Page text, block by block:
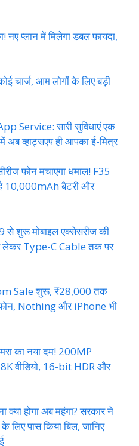
नए प्लान में मिलेगा डबल फायदा,
चार्ज, आम लोगों के लिए बड़ी
Service: सारी सुविधाएं एक
अब व्हाट्सएप ही आपका ई-मित्र
फोन मचाएगा धमाल! F35
10,000mAh बैटरी और
शुरू मोबाइल एक्सेसरीज की
लेकर Type-C Cable तक पर
Sale शुरू, ₹28,000 तक
Nothing और iPhone भी
का नया दम! 200MP
वीडियो, 16-bit HDR और
होगा अब महंगा? सरकार ने
पास किया बिल, जानिए